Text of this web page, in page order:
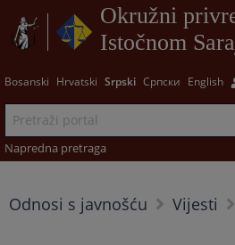
Okružni
Istočnom
Bosanski Hrvatski Srpski Српски English
Napredna pretraga
Odnosi s javnošću Vijesti